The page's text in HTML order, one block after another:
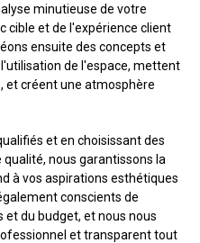
minutieuse de votre
cible et de l'expérience client
ensuite des concepts et
de l'espace, mettent
et créent une atmosphère
et en choisissant des
nous garantissons la
à vos aspirations esthétiques
conscients de
du budget, et nous nous
et transparent tout